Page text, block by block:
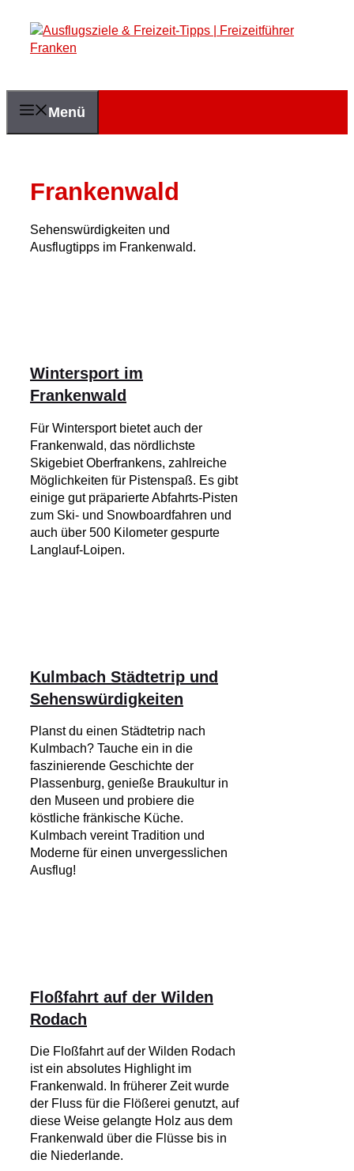
Inhalt
springen
Menü
Frankenwald
Sehenswürdigkeiten und
Ausflugtipps im Frankenwald.
Wintersport im
Frankenwald
Für Wintersport bietet auch der
Frankenwald, das nördlichste
Skigebiet Oberfrankens, zahlreiche
Möglichkeiten für Pistenspaß. Es gibt
einige gut präparierte Abfahrts-Pisten
zum Ski- und Snowboardfahren und
auch über 500 Kilometer gespurte
Langlauf-Loipen.
Kulmbach Städtetrip und
Sehenswürdigkeiten
Planst du einen Städtetrip nach
Kulmbach? Tauche ein in die
faszinierende Geschichte der
Plassenburg, genieße Braukultur in
den Museen und probiere die
köstliche fränkische Küche.
Kulmbach vereint Tradition und
Moderne für einen unvergesslichen
Ausflug!
Floßfahrt auf der Wilden
Rodach
Die Floßfahrt auf der Wilden Rodach
ist ein absolutes Highlight im
Frankenwald. In früherer Zeit wurde
der Fluss für die Flößerei genutzt, auf
diese Weise gelangte Holz aus dem
Frankenwald über die Flüsse bis in
die Niederlande.